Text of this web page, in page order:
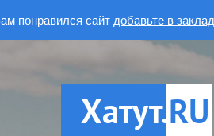
понравился сайт добавьте в
Хатут.RU